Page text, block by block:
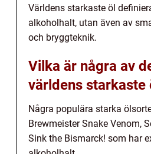
Världens starkaste öl
alkoholhalt, utan även av
och bryggteknik.
Vilka är några av
världens starkaste
Några populära starka
Brewmeister Snake Venom,
Sink the Bismarck! som har